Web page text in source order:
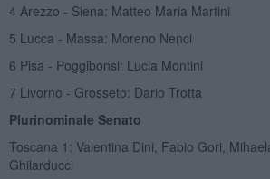
4 Arezzo - Siena: Matteo Maria Martini
5 Lucca - Massa: Moreno Nenci
6 Pisa - Poggibonsi: Lucia Montini
7 Livorno - Grosseto: Dario Trotta
Plurinominale Senato
Toscana 1: Valentina Dini, Fabio Gori,
Ghilarducci